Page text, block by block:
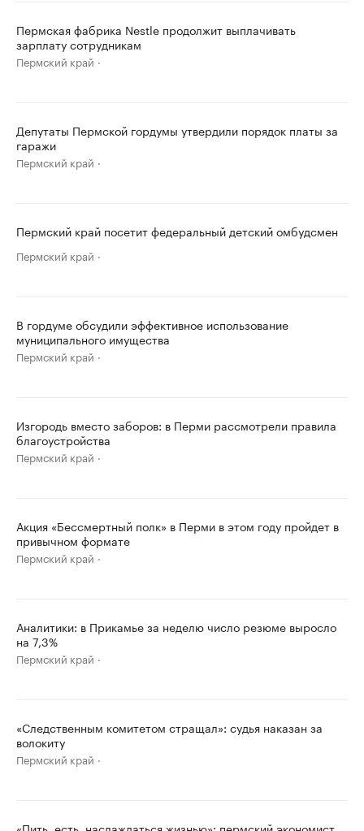
Пермская фабрика Nestle продолжит выплачивать
зарплату сотрудникам
Пермский край
Депутаты Пермской гордумы утвердили порядок платы за
гаражи
Пермский край
Пермский край посетит федеральный детский омбудсмен
Пермский край
В гордуме обсудили эффективное использование
муниципального имущества
Пермский край
Изгородь вместо заборов: в Перми рассмотрели правила
благоустройства
Пермский край
Акция «Бессмертный полк» в Перми в этом году пройдет в
привычном формате
Пермский край
Аналитики: в Прикамье за неделю число резюме выросло
на 7,3%
Пермский край
«Следственным комитетом стращал»: судья наказан за
волокиту
Пермский край